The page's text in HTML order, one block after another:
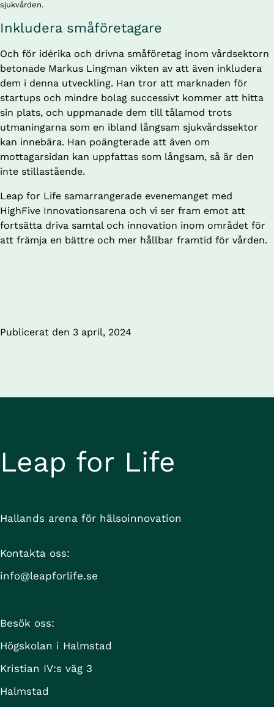
sjukvården.
Inkludera småföretagare
Och för idérika och drivna småföretag inom vårdsektorn
betonade Markus Lingman vikten av att även inkludera
dem i denna utveckling. Han tror att marknaden för
startups och mindre bolag successivt kommer att hitta
sin plats, och uppmanade dem till tålamod trots
utmaningarna som en ibland långsam sjukvårdssektor
kan innebära. Han poängterade att även om
mottagarsidan kan uppfattas som långsam, så är den
inte stillastående.
Leap for Life samarrangerade evenemanget med
HighFive Innovationsarena och vi ser fram emot att
fortsätta driva samtal och innovation inom området för
att främja en bättre och mer hållbar framtid för vården.
Publicerat den 3 april, 2024
Leap for Life
Hallands arena för hälsoinnovation
Kontakta oss:
info@leapforlife.se
Besök oss:
Högskolan i Halmstad
Kristian IV:s väg 3
Halmstad